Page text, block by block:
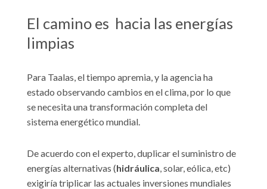
El camino es hacia las energías
limpias
Para Taalas, el tiempo apremia, y la agencia ha
estado observando cambios en el clima, por lo que
se necesita una transformación completa del
sistema energético mundial.
De acuerdo con el experto, duplicar el suministro de
energías alternativas (hidráulica, solar, eólica, etc)
exigiría triplicar las actuales inversiones mundiales